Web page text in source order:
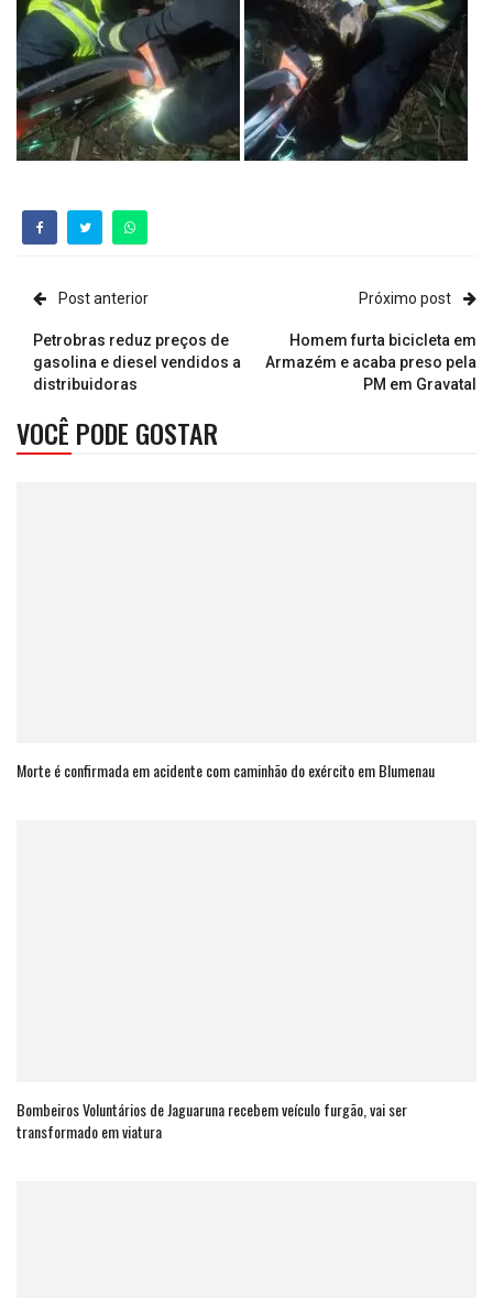
Post anterior
Petrobras reduz preços de
gasolina e diesel vendidos a
distribuidoras
Próximo post
Homem furta bicicleta em
Armazém e acaba preso pela
PM em Gravatal
VOCÊ PODE GOSTAR
Morte é confirmada em acidente com caminhão do exército em Blumenau
Bombeiros Voluntários de Jaguaruna recebem veículo furgão, vai ser
transformado em viatura